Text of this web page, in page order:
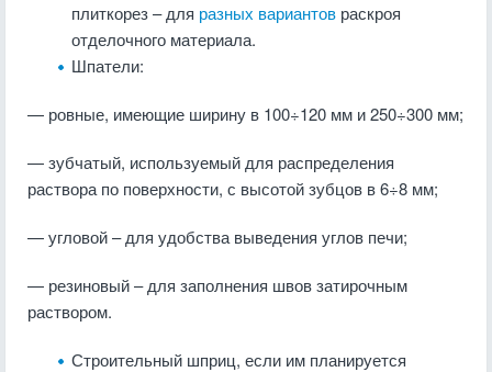
плиткорез – для разных вариантов раскроя
отделочного материала.
Шпатели:
— ровные, имеющие ширину в 100÷120 мм и 250÷300 мм;
— зубчатый, используемый для распределения
раствора по поверхности, с высотой зубцов в 6÷8 мм;
— угловой – для удобства выведения углов печи;
— резиновый – для заполнения швов затирочным
раствором.
Строительный шприц, если им планируется